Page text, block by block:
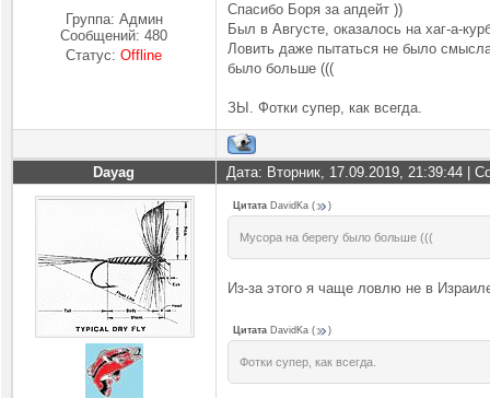
Группа: Админ
Сообщений:480
Статус:Offline
Спасибо Боря за апдейт ))
Был в Августе, оказалось на хаг-а-
Ловить даже пытаться не было
было больше (((
ЗЫ. Фотки супер, как всегда.
Dayag Дата: Вторник, 17.09.2019, 21:39:44 |
Цитата DavidKa ( )
Мусора на берегу было больше (((
Из-за этого я чаще ловлю не в
Цитата DavidKa ( )
Фотки супер, как всегда.